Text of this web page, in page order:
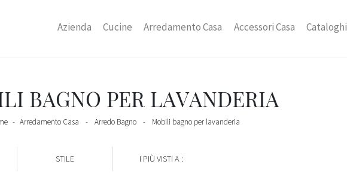
Azienda Cucine Arredamento Casa Accessori Casa Cataloghi
BAGNO PER LAVANDERIA
- Arredamento Casa - Arredo Bagno - Mobili bagno per lavanderia
STILE I PIÙ VISTI A :